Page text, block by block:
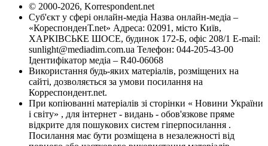
© 2000-2026, Korrespondent.net
Суб'єкт у сфері онлайн-медіа Назва онлайн-медіа –
«КореспонденТ.net» Адреса: 02091, місто Київ,
ХАРКІВСЬКЕ ШОСЕ, будинок 172-Б, офіс 208/1 E-mail:
sunlight@mediadim.com.ua Телефон: 044-205-43-00
Ідентифікатор медіа – R40-06068
Використання будь-яких матеріалів, розміщених на
сайті, дозволяється за умови посилання на
Корреспондент.net.
При копіюванні матеріалів зі сторінки « Новини України
і світу» , для інтернет - видань - обов'язкове пряме
відкрите для пошукових систем гіперпосилання .
Посилання має бути розміщена в незалежності від